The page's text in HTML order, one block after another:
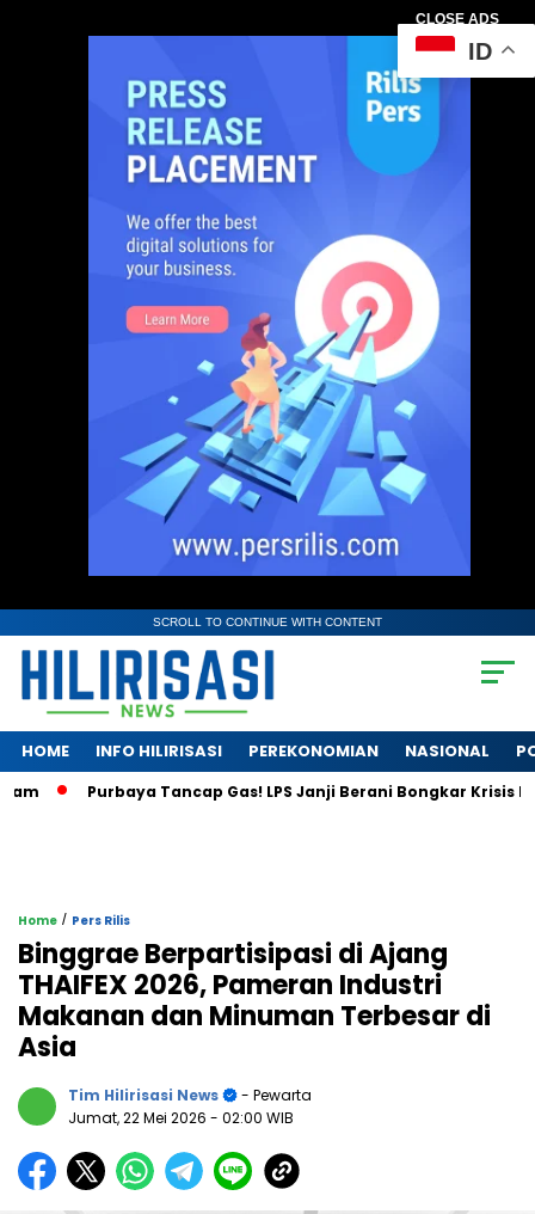
CLOSE ADS
SCROLL TO CONTINUE WITH CONTENT
HOME INFO HILIRISASI PEREKONOMIAN NASIONAL
Purbaya Tancap Gas! LPS Janji Berani Bongkar Krisis Bank
Home / Pers Rilis
Binggrae Berpartisipasi di Ajang
THAIFEX 2026, Pameran Industri
Makanan dan Minuman Terbesar di
Asia
Tim Hilirisasi News
- Pewarta
Jumat, 22 Mei 2026 - 02:00 WIB
ID